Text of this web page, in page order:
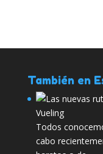
También en
Todos
cabo